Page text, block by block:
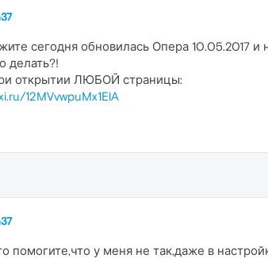
сегодня обновилась Опера 10.05.2017
делать?!
открытии ЛЮБОЙ страницы:
12MVvwpuMx1ElA
помогите,что у меня не так,даже в